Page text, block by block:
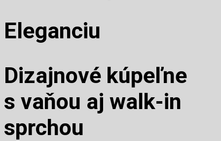
Eleganciu
Dizajnové kúpeľne
s vaňou aj walk-in
sprchou